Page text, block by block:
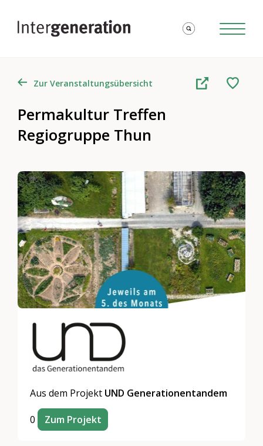
Zur Veranstaltungsübersicht
Permakultur Treffen
Regiogruppe Thun
Aus dem Projekt UND Generationentandem
0 Zum Projekt